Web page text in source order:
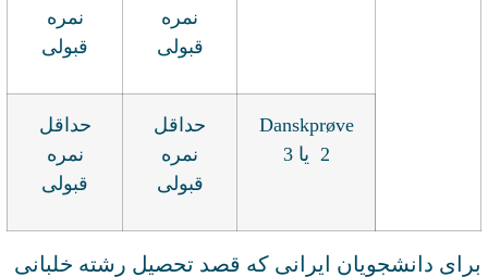
نمره
قبولی
نمره
قبولی
Danskprøve
2 یا 3
حداقل
نمره
قبولی
حداقل
نمره
قبولی
برای دانشجویان ایرانی که قصد تحصیل رشته خلبانی